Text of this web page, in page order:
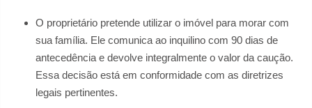
O proprietário pretende utilizar o imóvel para morar com
sua família. Ele comunica ao inquilino com 90 dias de
antecedência e devolve integralmente o valor da caução.
Essa decisão está em conformidade com as diretrizes
legais pertinentes.